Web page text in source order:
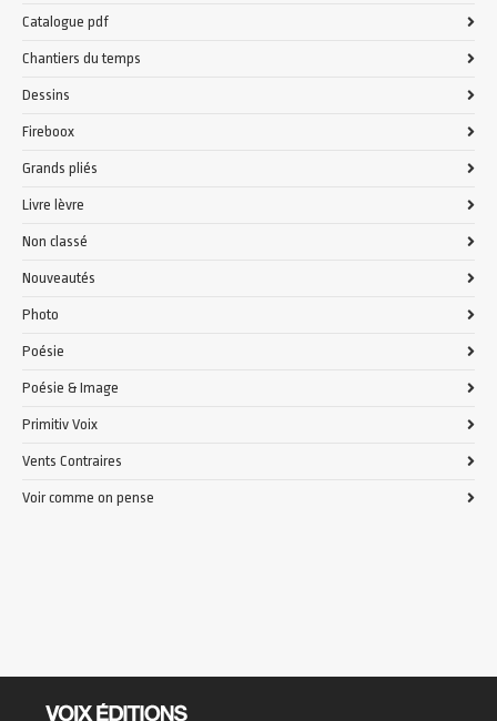
Catalogue pdf
Chantiers du temps
Dessins
Fireboox
Grands pliés
Livre lèvre
Non classé
Nouveautés
Photo
Poésie
Poésie & Image
Primitiv Voix
Vents Contraires
Voir comme on pense